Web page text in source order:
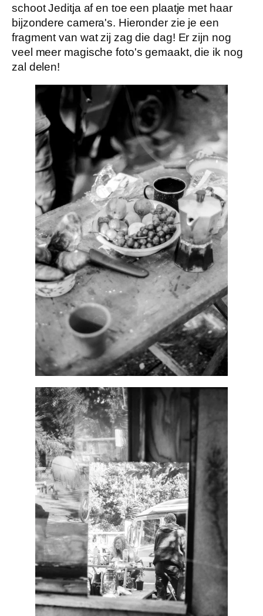
schoot Jeditja af en toe een plaatje met haar
bijzondere camera's. Hieronder zie je een
fragment van wat zij zag die dag! Er zijn nog
veel meer magische foto's gemaakt, die ik nog
zal delen!